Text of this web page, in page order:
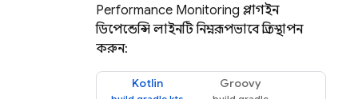
Performance Monitoring প্লাগইন
ডিপেন্ডেন্সি লাইনটি নিম্নরূপভাবে প্রতিস্থাপন
করুন:
Kotlin Groovy